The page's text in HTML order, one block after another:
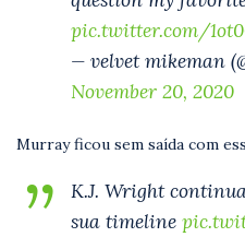
pic.twitter.com/
— velvet mikeman
November 20, 2020
Murray ficou sem saída com
K.J. Wright
sua timeline